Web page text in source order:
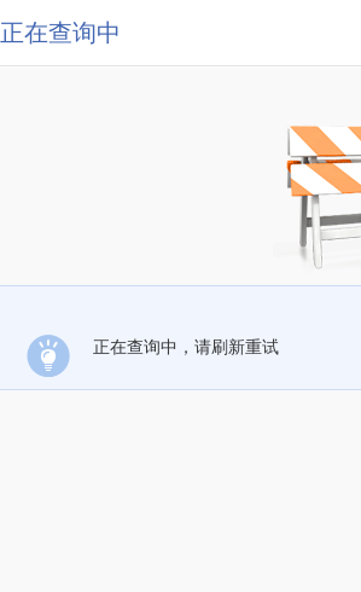
正在查询中
正在查询中，请刷新重试